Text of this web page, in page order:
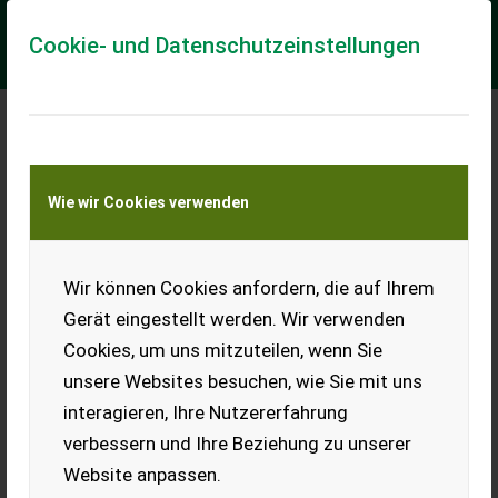
Cookie- und Datenschutzeinstellungen
Wie wir Cookies verwenden
Wir können Cookies anfordern, die auf Ihrem
Gerät eingestellt werden. Wir verwenden
Cookies, um uns mitzuteilen, wenn Sie
unsere Websites besuchen, wie Sie mit uns
interagieren, Ihre Nutzererfahrung
verbessern und Ihre Beziehung zu unserer
Website anpassen.
Meine Transportkostenanfrage
Transport von Land- und Baumaschinen –
KEINE Tiertransporte
Sonstige ZW150PL-263E8-42001-Lifting
cylinder/Hubzylinder
== Více podrobnosti (CZ) == Díl vhodný pro: Oblast působnosti
konstrukce DPH/marže: Odpočet DPH pro podnikatele Sériové
číslo: 263E8-42001 == Wei...
EUR 0